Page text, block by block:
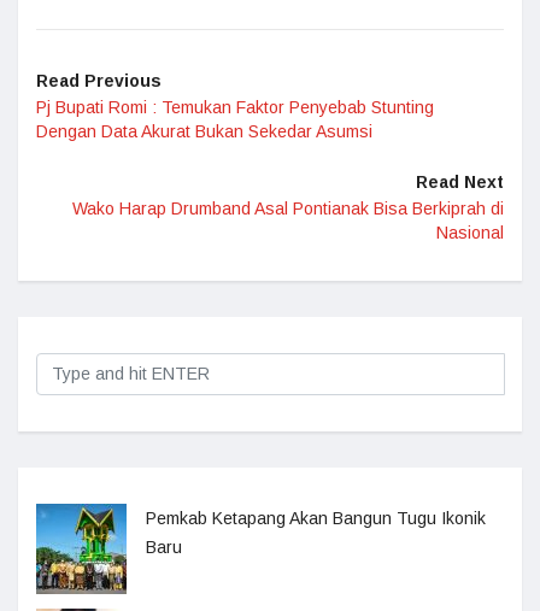
Read Previous
Pj Bupati Romi : Temukan Faktor Penyebab Stunting
Dengan Data Akurat Bukan Sekedar Asumsi
Read Next
Wako Harap Drumband Asal Pontianak Bisa Berkiprah di
Nasional
Pemkab Ketapang Akan Bangun Tugu Ikonik
Baru